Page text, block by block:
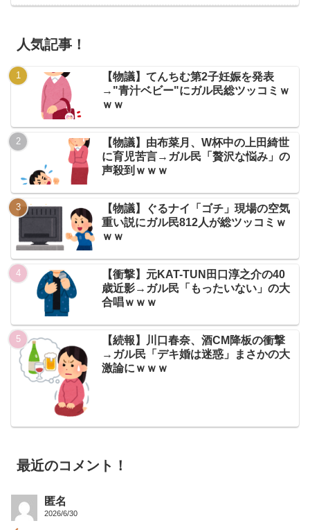
人気記事！
【物議】てんちむ第2子妊娠を発表
→"青汁ベビー"にガル民総ツッコミｗ
ｗｗ
【物議】由布菜月、W杯中の上田綺世
に育児苦言→ガル民「贅沢な悩み」の
声殺到ｗｗｗ
【物議】ぐるナイ「ゴチ」現場の空気
重い説にガル民812人が総ツッコミｗ
ｗｗ
【衝撃】元KAT-TUN田口淳之介の40
歳近影→ガル民「もったいない」の大
合唱ｗｗｗ
【続報】川口春奈、酒CM降板の衝撃
→ガル民「デキ婚は迷惑」まさかの大
激論にｗｗｗ
最近のコメント！
匿名
2026/6/30